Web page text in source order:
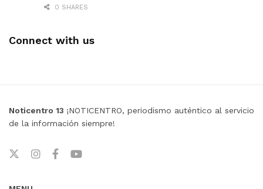
0 SHARES
Connect with us
Noticentro 13 ¡NOTICENTRO, periodismo auténtico al servicio
de la información siempre!